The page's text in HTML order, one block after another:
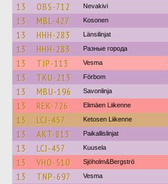
13 OBS-712 Nevakivi
13 MBL-427 Kosonen
13 HHH-283 Länsilinjat
13 HHH-283 Разные города
13 TJP-113 Vesma
13 TKU-213 Förbom
13 MBU-196 Savonlinja
13 REK-726 Elimäen Liikenne
13 LCJ-457 Ketosen Liikenne
13 AKT-813 Paikallislinjat
13 LCJ-457 Kuusela
13 VHO-510 Sjöholm&Bergströ
13 TNP-697 Vesma